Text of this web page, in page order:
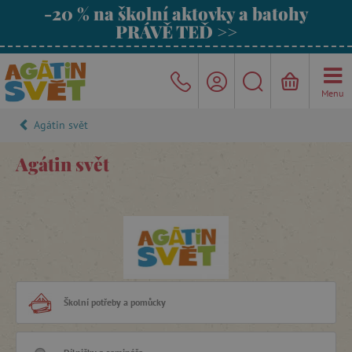
-20 % na školní aktovky a batohy
PRÁVĚ TEĎ >>
Menu
Agátin svět
Agátin svět
Školní potřeby a pomůcky